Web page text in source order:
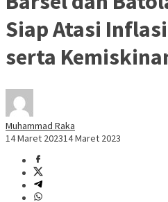
Siap Atasi
serta
Muhammad Raka
14 Maret 202314 Maret 2023